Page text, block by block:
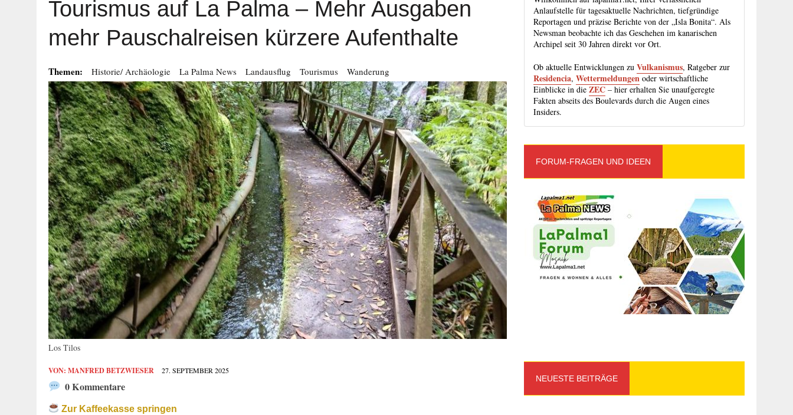
Tourismus auf La Palma – Mehr Ausgaben
mehr Pauschalreisen kürzere Aufenthalte
Themen: Historie/ Archäologie La Palma News Landausflug Tourismus Wanderung
Los Tilos
VON: MANFRED BETZWIESER 27. SEPTEMBER 2025
0 Kommentare
Zur Kaffeekasse springen
Anlaufstelle für tagesaktuelle Nachrichten, tiefgründige
Reportagen und präzise Berichte von der „Isla Bonita“. Als
Newsman beobachte ich das Geschehen im kanarischen
Archipel seit 30 Jahren direkt vor Ort.
Ob aktuelle Entwicklungen zuVulkanismus, Ratgeber zur
Residencia,Wettermeldungen oder wirtschaftliche
Einblicke in dieZEC – hier erhalten Sie unaufgeregte
Fakten abseits des Boulevards durch die Augen eines
Insiders.
FORUM-FRAGEN UND IDEEN
NEUESTE BEITRÄGE